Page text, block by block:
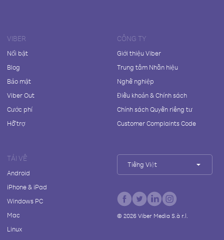
VIBER
Nổi bật
Blog
Bảo mật
Viber Out
Cước phí
Hỗ trợ
CÔNG TY
Giới thiệu Viber
Trung tâm Nhãn hiệu
Nghề nghiệp
Điều khoản & Chính sách
Chính sách Quyền riêng tư
Customer Complaints Code
TẢI VỀ
Android
iPhone & iPad
Windows PC
Mac
Linux
Tiếng Việt
© 2026Viber Media S.à r.l.